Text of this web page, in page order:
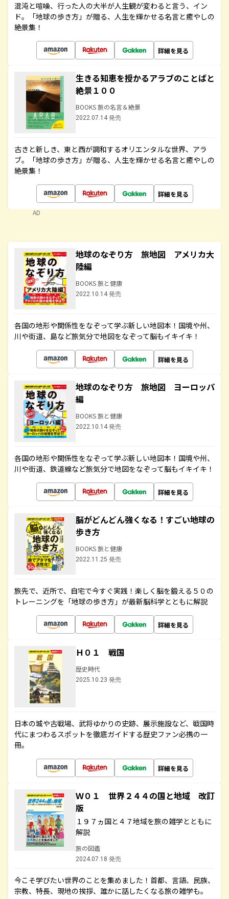
混沌と喧噪、行った人の大半が人生観が変わると言う、イン
ド。「地球の歩き方」が贈る、人生を輝かせる名言と癒やしの
絶景集！
詳細を見る
生きる知恵を授かるアラブのことばと
絶景１００
BOOKS 旅の名言＆絶景
2022.07.14 発売
古きと新しき、東と西が調和するオリエンタルな世界、アラ
ブ。「地球の歩き方」が贈る、人生を輝かせる名言と癒やしの
絶景集！
詳細を見る
AD
地球のなぞり方 旅地図 アメリカ大
陸編
BOOKS 旅と健康
2022.10.14 発売
各国の地形や関係性をなぞって学ぶ新しい地図本！国境や州、
川や街道、島など旅気分で地図をなぞって脳もイキイキ！
詳細を見る
地球のなぞり方 旅地図 ヨーロッパ
編
BOOKS 旅と健康
2022.10.14 発売
各国の地形や関係性をなぞって学ぶ新しい地図本！国境や州、
川や街道、鉄道線など旅気分で地図をなぞって脳もイキイキ！
詳細を見る
脳がどんどん強くなる！すごい地球の
歩き方
BOOKS 旅と健康
2022.11.25 発売
旅先で、近所で、自宅で今すぐ実践！楽しく脳を鍛える５０の
トレーニングを「地球の歩き方」が最新脳科学とともに解説
詳細を見る
Ｈ０１ 戦国
歴史時代
2025.10.23 発売
日本の城や古戦場、武将ゆかりの史跡、展示施設など、戦国時
代にまつわるスポットを徹底ガイドする歴史ファン必携の一
冊。
詳細を見る
Ｗ０１ 世界２４４の国と地域 改訂
版
１９７ヵ国と４７地域を旅の雑学とともに
解説
旅の図鑑
2024.07.18 発売
今こそ学びたい世界のことを集めました！首都、言語、民族、
宗教、特長、現地の挨拶、誰かに話したくなる旅の雑学も。